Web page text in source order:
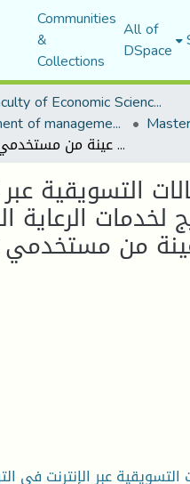
Communities
&
Collections
All of
DSpace
Faculty of Economic Sciences, Commerce and Management Sciences
Department of management sciences
دور الاتصالات التسويقية عبر الإنترنت في الترويج لخدمات الرعاية الصحية - دراسة عينة من مستخدمي الإنترنت -
التسويقية عبر
لخدمات الرعاية
التسويقية عبر الإنترنت في